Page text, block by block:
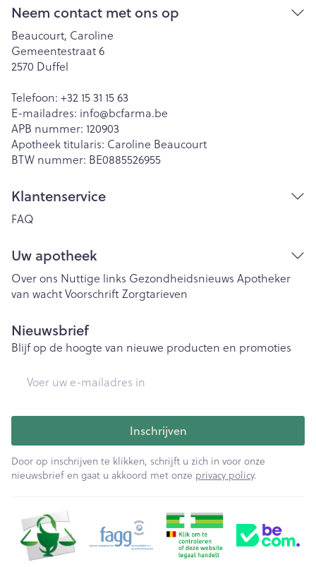
Neem contact met ons op
Beaucourt, Caroline
Gemeentestraat 6
2570 Duffel
Telefoon: +32 15 31 15 63
E-mailadres: info@bcfarma.be
APB nummer: 120903
Apotheek titularis: Caroline Beaucourt
BTW nummer: BE0885526955
Klantenservice
FAQ
Uw apotheek
Over ons Nuttige links Gezondheidsnieuws Apotheker
van wachtVoorschriftZorgtarieven
Nieuwsbrief
Blijf op de hoogte van nieuwe producten en promoties
Inschrijven
Door op inschrijven te klikken, schrijft u zich in voor onze
nieuwsbrief en gaat u akkoord met onze privacy policy.